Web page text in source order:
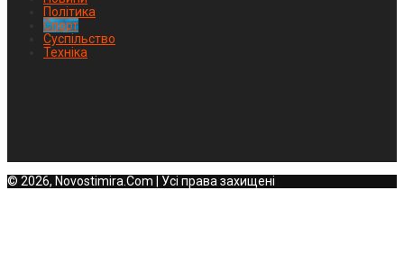
Політика
Спорт
Суспільство
Техніка
© 2026, Novostimira.Com | Усі права захищені